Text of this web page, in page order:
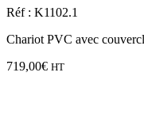
Réf : K1102.1
Chariot PVC avec
719,00€ HT